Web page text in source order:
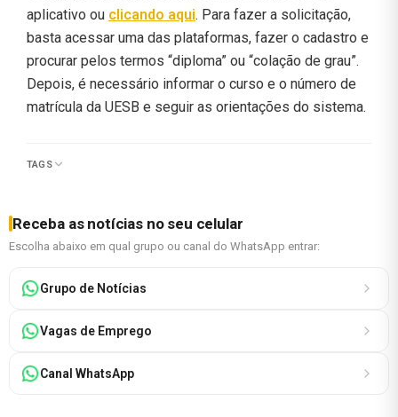
aplicativo ou clicando aqui. Para fazer a solicitação,
basta acessar uma das plataformas, fazer o cadastro e
procurar pelos termos “diploma” ou “colação de grau”.
Depois, é necessário informar o curso e o número de
matrícula da UESB e seguir as orientações do sistema.
TAGS
Receba as notícias no seu celular
Escolha abaixo em qual grupo ou canal do WhatsApp entrar:
Grupo de Notícias
Vagas de Emprego
Canal WhatsApp